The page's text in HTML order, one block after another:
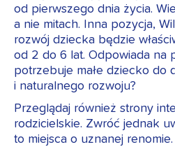
od pierwszego dnia życia.
a nie mitach. Inna pozycja,
rozwój dziecka będzie
od 2 do 6 lat. Odpowiada na
potrzebuje małe dziecko do
i naturalnego rozwoju?
Przeglądaj również strony
rodzicielskie. Zwróć jednak
to miejsca o uznanej